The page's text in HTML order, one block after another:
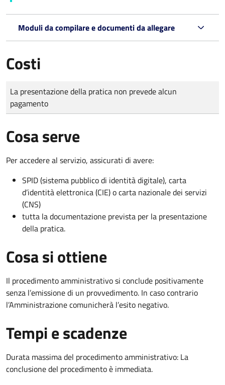
Moduli da compilare e documenti da allegare
Costi
Tipo di pagamento
Importo
La presentazione della pratica non prevede alcun
pagamento
Cosa serve
Per accedere al servizio, assicurati di avere:
SPID (sistema pubblico di identità digitale), carta
d’identità elettronica (CIE) o carta nazionale dei servizi
(CNS)
tutta la documentazione prevista per la presentazione
della pratica.
Cosa si ottiene
Il procedimento amministrativo si conclude positivamente
senza l’emissione di un provvedimento. In caso contrario
l’Amministrazione comunicherà l’esito negativo.
Tempi e scadenze
Durata massima del procedimento amministrativo: La
conclusione del procedimento è immediata.